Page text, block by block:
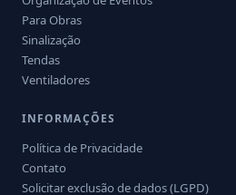
Para Obras
Sinalização
Tendas
Ventiladores
INFORMAÇÕES
Política de Privacidade
Contato
Solicitar exclusão de dados (LGPD)